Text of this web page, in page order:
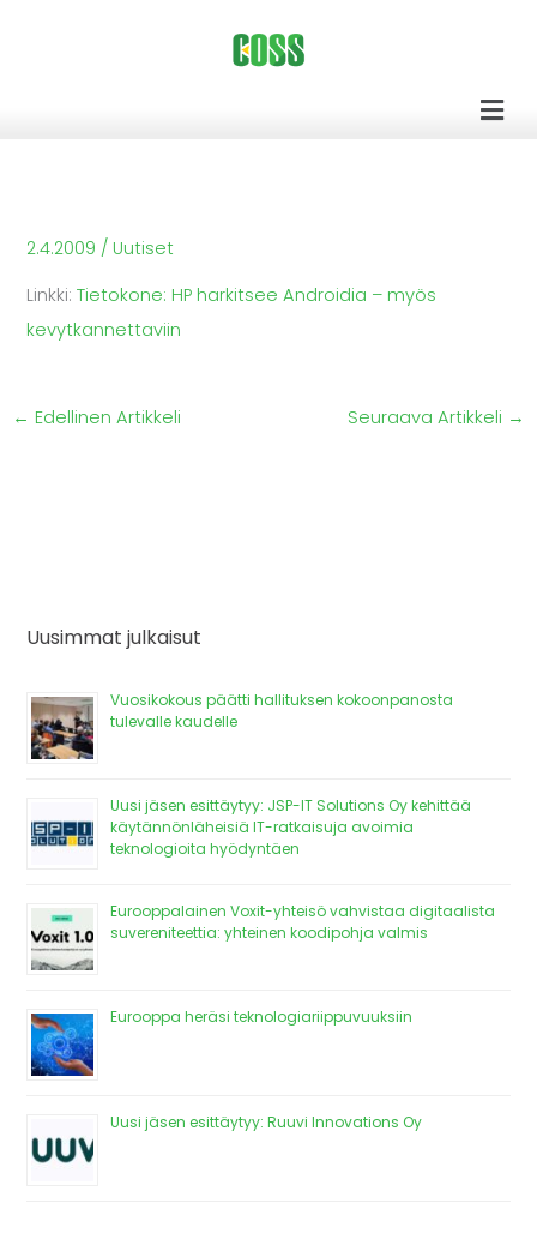
2.4.2009 / Uutiset
Linkki:Tietokone: HP harkitsee Androidia – myös
kevytkannettaviin
← Edellinen Artikkeli Seuraava Artikkeli →
Uusimmat julkaisut
Vuosikokous päätti hallituksen kokoonpanosta
tulevalle kaudelle
Uusi jäsen esittäytyy: JSP-IT Solutions Oy kehittää
käytännönläheisiä IT-ratkaisuja avoimia
teknologioita hyödyntäen
Eurooppalainen Voxit-yhteisö vahvistaa digitaalista
suvereniteettia: yhteinen koodipohja valmis
Eurooppa heräsi teknologiariippuvuuksiin
Uusi jäsen esittäytyy: Ruuvi Innovations Oy